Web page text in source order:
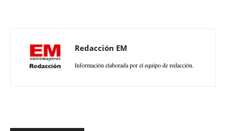
Redacción EM
Información elaborada por el equipo de redacción.